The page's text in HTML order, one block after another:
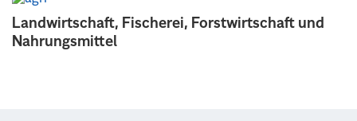
Landwirtschaft, Fischerei, Forstwirtschaft und
Nahrungsmittel